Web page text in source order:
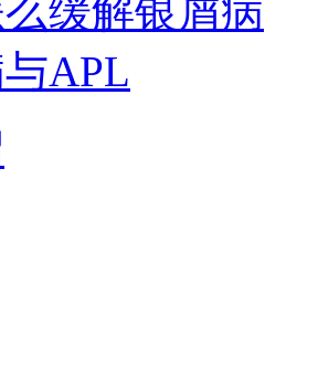
缓解银屑病
APL